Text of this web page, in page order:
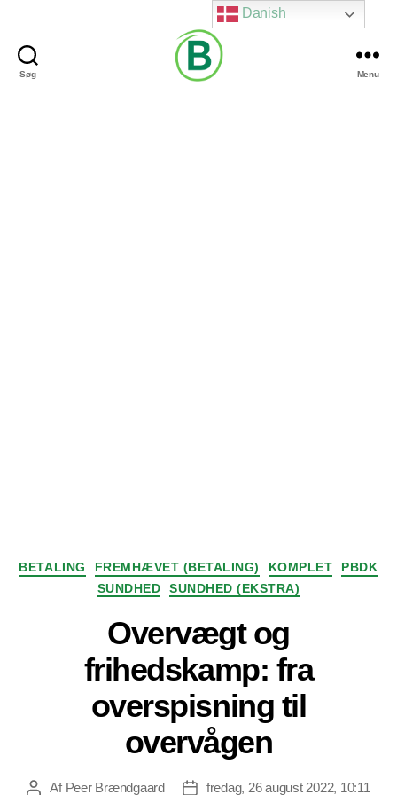
Søg Menu
Kategorier
BETALING FREMHÆVET (BETALING) KOMPLET
PBDK
SUNDHED
SUNDHED (EKSTRA)
Overvægt og
frihedskamp: fra
overspisning til
overvågen
Indlægsforfatter
Af Peer Brændgaard Indlægsdato
fredag, 26 august 2022, 10:11
Danish